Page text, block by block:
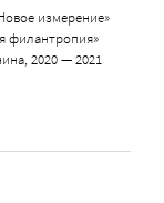
измерение»
филантропия»
2020 — 2021